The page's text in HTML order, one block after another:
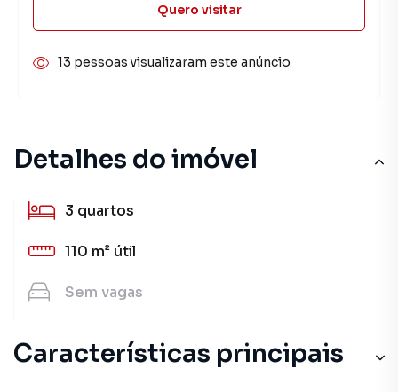
Detalhes do imóvel
3 quartos
110 m² útil
Sem vagas
Características principais
Quero visitar
13 pessoas visualizaram este anúncio